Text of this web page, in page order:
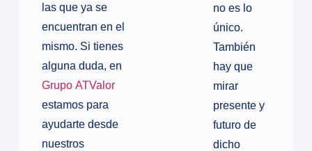
las que ya se
encuentran en el
mismo. Si tienes
alguna duda, en
Grupo ATValor
estamos para
ayudarte desde
nuestros
no es lo
único.
También
hay que
mirar
presente y
futuro de
dicho